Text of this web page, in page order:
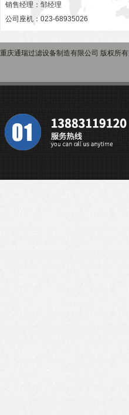
销售经理：邹经理
公司座机：023-68935026
重庆通瑞过滤设备制造有限公司 版权所有